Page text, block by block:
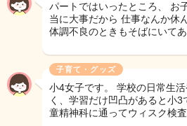
パートではいったところ、 お
当に大事だから 仕事なんか休
体調不良のときもそばにいて
子育て・グッズ
小4女子です。 学校の日常生
く、学習だけ凹凸があると小
童精神科に通ってウィスク検